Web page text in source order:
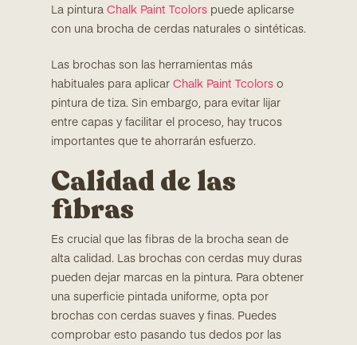
La pintura Chalk Paint Tcolors puede aplicarse
con una brocha de cerdas naturales o sintéticas.
Las brochas son las herramientas más
habituales para aplicar Chalk Paint Tcolors o
pintura de tiza. Sin embargo, para evitar lijar
entre capas y facilitar el proceso, hay trucos
importantes que te ahorrarán esfuerzo.
Calidad de las
fibras
Es crucial que las fibras de la brocha sean de
alta calidad. Las brochas con cerdas muy duras
pueden dejar marcas en la pintura. Para obtener
una superficie pintada uniforme, opta por
brochas con cerdas suaves y finas. Puedes
comprobar esto pasando tus dedos por las